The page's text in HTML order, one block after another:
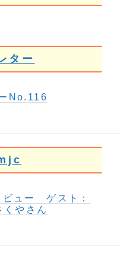
ター
No.116
ュー ゲスト：
くやさん